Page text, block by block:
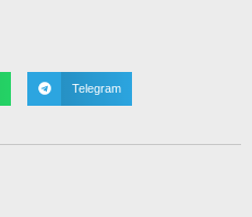
Telegram